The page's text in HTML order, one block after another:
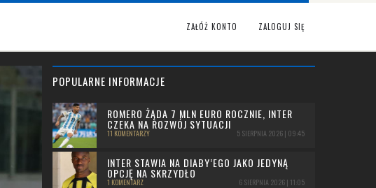
ZAŁÓŻ KONTO ZALOGUJ SIĘ
POPULARNE INFORMACJE
ROMERO ŻĄDA 7 MLN EURO ROCZNIE, INTER
CZEKA NA ROZWÓJ SYTUACJI
11 KOMENTARZY 5 SIERPNIA 2026 | 09:45
INTER STAWIA NA DIABY’EGO JAKO JEDYNĄ
OPCJĘ NA SKRZYDŁO
1 KOMENTARZ 6 SIERPNIA 2026 | 11:05